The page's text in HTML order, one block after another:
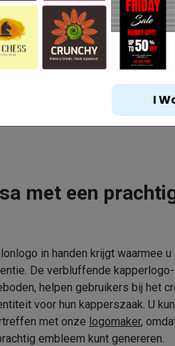
met een
in handen krijgt waarmee u
De verbluffende
helpen gebruikers bij het
voor hun kapperszaak. U
met onze logomaker,
embleem kunt genereren.
I